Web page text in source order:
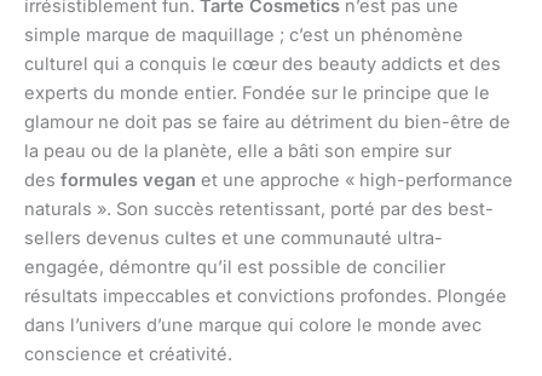
irrésistiblement fun. Tarte Cosmetics n’est pas une
simple marque de maquillage ; c’est un phénomène
culturel qui a conquis le cœur des beauty addicts et des
experts du monde entier. Fondée sur le principe que le
glamour ne doit pas se faire au détriment du bien-être de
la peau ou de la planète, elle a bâti son empire sur
des formules vegan et une approche « high-performance
naturals ». Son succès retentissant, porté par des best-
sellers devenus cultes et une communauté ultra-
engagée, démontre qu’il est possible de concilier
résultats impeccables et convictions profondes. Plongée
dans l’univers d’une marque qui colore le monde avec
conscience et créativité.